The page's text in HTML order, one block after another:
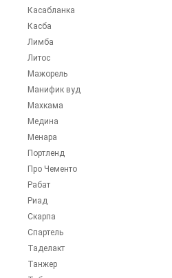
Касабланка
Касба
Лимба
Литос
Мажорель
Манифик вуд
Махкама
Медина
Менара
Портленд
Про Чементо
Рабат
Риад
Скарпа
Спартель
Таделакт
Танжер